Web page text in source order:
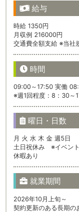
給与
時給 1350円
月収例 216000円
交通費全額支給 ※当社
時間
09:00～17:50 実働
※週1回程度：8：30～
曜日・日数
月 火 水 木 金 週5日
土日祝休み ※イベン
休暇あり
就業期間
2026年10月上旬～
契約更新のある長期の